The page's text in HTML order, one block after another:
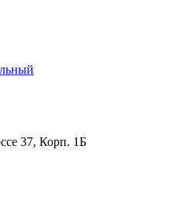
37, Корп. 1Б